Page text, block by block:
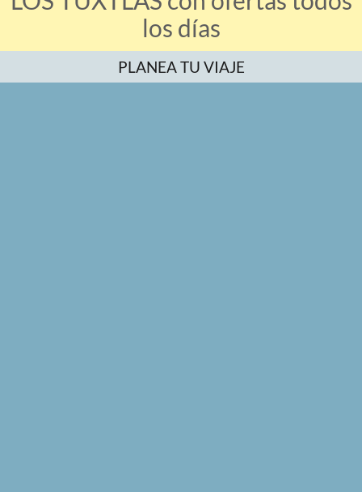
los días
PLANEA TU VIAJE